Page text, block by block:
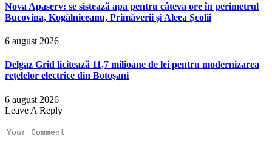
Nova Apaserv: se sistează apa pentru câteva ore în perimetrul
Bucovina, Kogălniceanu, Primăverii și Aleea Școlii
6 august 2026
Delgaz Grid licitează 11,7 milioane de lei pentru modernizarea
rețelelor electrice din Botoșani
6 august 2026
Leave A Reply